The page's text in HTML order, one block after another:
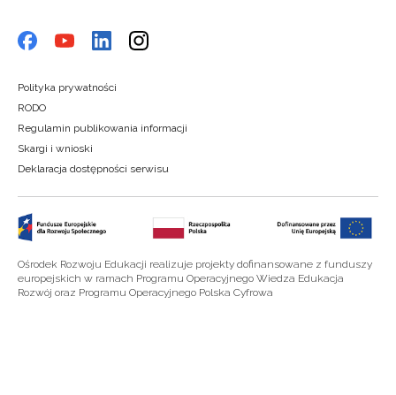
Polityka prywatności
RODO
Regulamin publikowania informacji
Skargi i wnioski
Deklaracja dostępności serwisu
Ośrodek Rozwoju Edukacji realizuje projekty dofinansowane z funduszy
europejskich w ramach Programu Operacyjnego Wiedza Edukacja
Rozwój oraz Programu Operacyjnego Polska Cyfrowa